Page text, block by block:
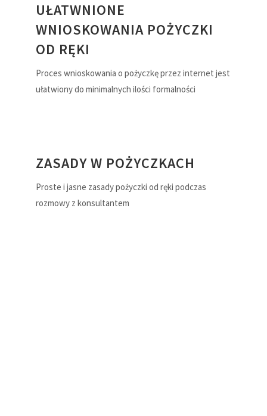
UŁATWNIONE
WNIOSKOWANIA POŻYCZKI
OD RĘKI
Proces wnioskowania o pożyczkę przez internet jest
ułatwiony do minimalnych ilości formalności
ZASADY W POŻYCZKACH
Proste i jasne zasady pożyczki od ręki podczas
rozmowy z konsultantem